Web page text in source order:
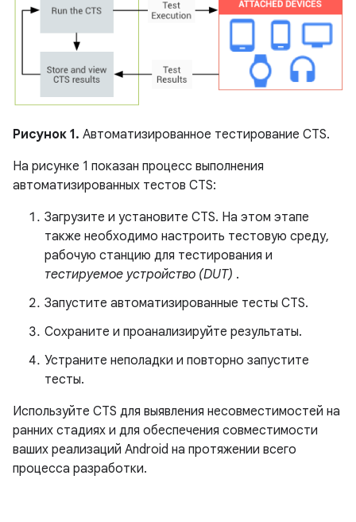
Рисунок 1. Автоматизированное тестирование CTS.
На рисунке 1 показан процесс выполнения
автоматизированных тестов CTS:
Загрузите и установите CTS. На этом этапе
также необходимо настроить тестовую среду,
рабочую станцию ​​для тестирования и
тестируемое устройство (DUT) .
Запустите автоматизированные тесты CTS.
Сохраните и проанализируйте результаты.
Устраните неполадки и повторно запустите
тесты.
Используйте CTS для выявления несовместимостей на
ранних стадиях и для обеспечения совместимости
ваших реализаций Android на протяжении всего
процесса разработки.